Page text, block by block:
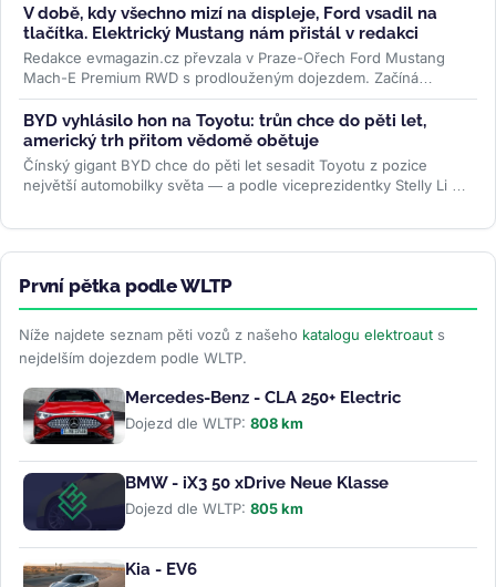
V době, kdy všechno mizí na displeje, Ford vsadil na
tlačítka. Elektrický Mustang nám přistál v redakci
Redakce evmagazin.cz převzala v Praze-Ořech Ford Mustang
Mach-E Premium RWD s prodlouženým dojezdem. Začíná
půlroční test, ve kterém...>>
BYD vyhlásilo hon na Toyotu: trůn chce do pěti let,
americký trh přitom vědomě obětuje
Čínský gigant BYD chce do pěti let sesadit Toyotu z pozice
největší automobilky světa — a podle viceprezidentky Stelly Li k
První pětka podle WLTP
Níže najdete seznam pěti vozů z našeho katalogu elektroaut s
nejdelším dojezdem podle WLTP.
Mercedes-Benz - CLA 250+ Electric
Dojezd dle WLTP: 808 km
BMW - iX3 50 xDrive Neue Klasse
Dojezd dle WLTP: 805 km
Kia - EV6